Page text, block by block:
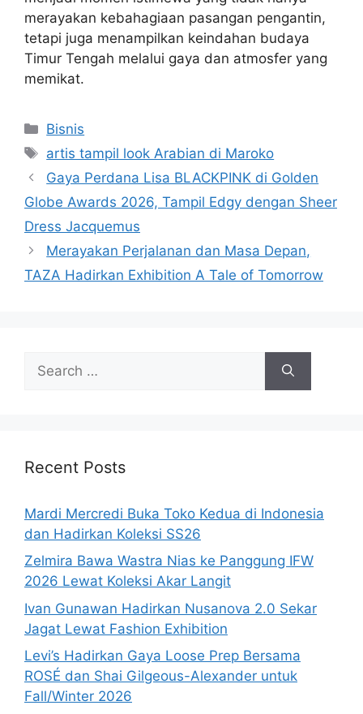
merayakan kebahagiaan pasangan pengantin,
tetapi juga menampilkan keindahan budaya
Timur Tengah melalui gaya dan atmosfer yang
memikat.
Categories
Bisnis
Tags
artis tampil look Arabian di Maroko
Gaya Perdana Lisa BLACKPINK di Golden
Globe Awards 2026, Tampil Edgy dengan Sheer
Dress Jacquemus
Merayakan Perjalanan dan Masa Depan,
TAZA Hadirkan Exhibition A Tale of Tomorrow
for:
Recent Posts
Mardi Mercredi Buka Toko Kedua di Indonesia
dan Hadirkan Koleksi SS26
Zelmira Bawa Wastra Nias ke Panggung IFW
2026 Lewat Koleksi Akar Langit
Ivan Gunawan Hadirkan Nusanova 2.0 Sekar
Jagat Lewat Fashion Exhibition
Levi’s Hadirkan Gaya Loose Prep Bersama
ROSÉ dan Shai Gilgeous-Alexander untuk
Fall/Winter 2026